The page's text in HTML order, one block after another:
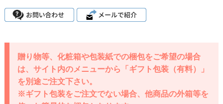
贈り物等、化粧箱や包装紙での梱包をご希望の場合
は、サイト内のメニューから「ギフト包装（有料）」
を別途ご注文下さい。
※ギフト包装をご注文でない場合、他商品の外箱等を